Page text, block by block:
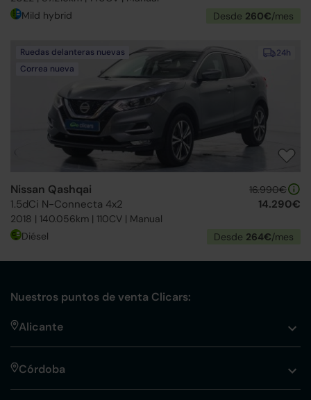
Mild hybrid Desde 260€/mes
24h
Ruedas delanteras nuevas
Correa nueva
Nissan Qashqai
1.5dCi N-Connecta 4x2
2018 | 140.056km | 110CV | Manual
16.990€
14.290€
Diésel Desde 264€/mes
Nuestros puntos de venta Clicars:
Alicante
Córdoba